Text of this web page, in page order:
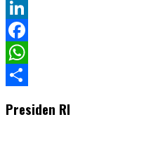
Twitter
LinkedIn
Facebook
WhatsApp
Presiden RI